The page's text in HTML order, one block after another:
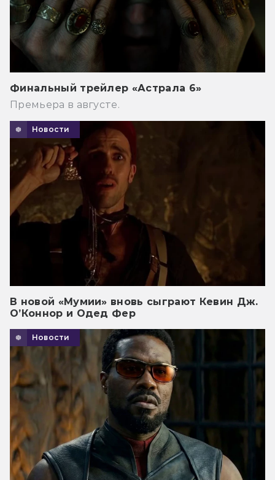
Финальный трейлер «Астрала 6»
Премьера в августе.
Новости
В новой «Мумии» вновь сыграют Кевин Дж.
О’Коннор и Одед Фер
Новости